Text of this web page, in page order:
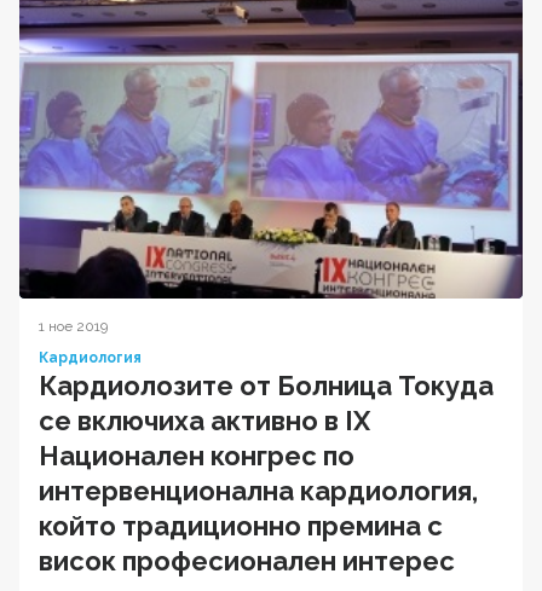
1 ное 2019
Кардиология
Кардиолозите от Болница Токуда
се включиха активно в IX
Национален конгрес по
интервенционална кардиология,
който традиционно премина с
висок професионален интерес